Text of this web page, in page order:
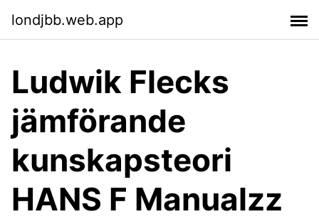
londjbb.web.app
Ludwik Flecks
jämförande
kunskapsteori
HANS F Manualzz